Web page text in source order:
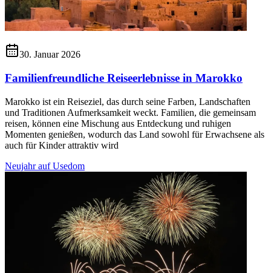
30. Januar 2026
Familienfreundliche Reiseerlebnisse in Marokko
Marokko ist ein Reiseziel, das durch seine Farben, Landschaften
und Traditionen Aufmerksamkeit weckt. Familien, die gemeinsam
reisen, können eine Mischung aus Entdeckung und ruhigen
Momenten genießen, wodurch das Land sowohl für Erwachsene als
auch für Kinder attraktiv wird
Neujahr auf Usedom